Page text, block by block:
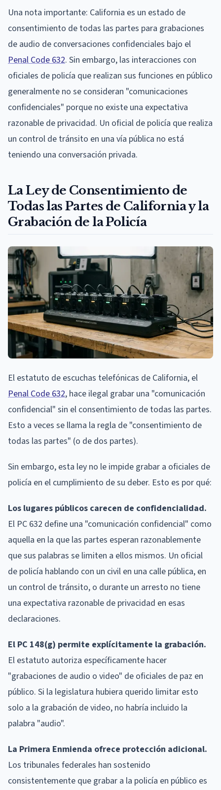
Una nota importante: California es un estado de
consentimiento de todas las partes para grabaciones
de audio de conversaciones confidenciales bajo el
Penal Code 632. Sin embargo, las interacciones con
oficiales de policía que realizan sus funciones en público
generalmente no se consideran "comunicaciones
confidenciales" porque no existe una expectativa
razonable de privacidad. Un oficial de policía que realiza
un control de tránsito en una vía pública no está
teniendo una conversación privada.
La Ley de Consentimiento de
Todas las Partes de California y la
Grabación de la Policía
El estatuto de escuchas telefónicas de California, el
Penal Code 632, hace ilegal grabar una "comunicación
confidencial" sin el consentimiento de todas las partes.
Esto a veces se llama la regla de "consentimiento de
todas las partes" (o de dos partes).
Sin embargo, esta ley no le impide grabar a oficiales de
policía en el cumplimiento de su deber. Esto es por qué:
Los lugares públicos carecen de confidencialidad.
El PC 632 define una "comunicación confidencial" como
aquella en la que las partes esperan razonablemente
que sus palabras se limiten a ellos mismos. Un oficial
de policía hablando con un civil en una calle pública, en
un control de tránsito, o durante un arresto no tiene
una expectativa razonable de privacidad en esas
declaraciones.
El PC 148(g) permite explícitamente la grabación.
El estatuto autoriza específicamente hacer
"grabaciones de audio o video" de oficiales de paz en
público. Si la legislatura hubiera querido limitar esto
solo a la grabación de video, no habría incluido la
palabra "audio".
La Primera Enmienda ofrece protección adicional.
Los tribunales federales han sostenido
consistentemente que grabar a la policía en público es